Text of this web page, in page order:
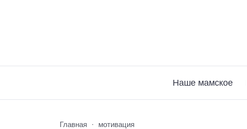
Наше мамское
Главная мотивация